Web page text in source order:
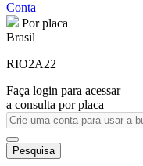
Conta
Por placa
Brasil
RIO2A22
Faça login para acessar
a consulta por placa
Pesquisa